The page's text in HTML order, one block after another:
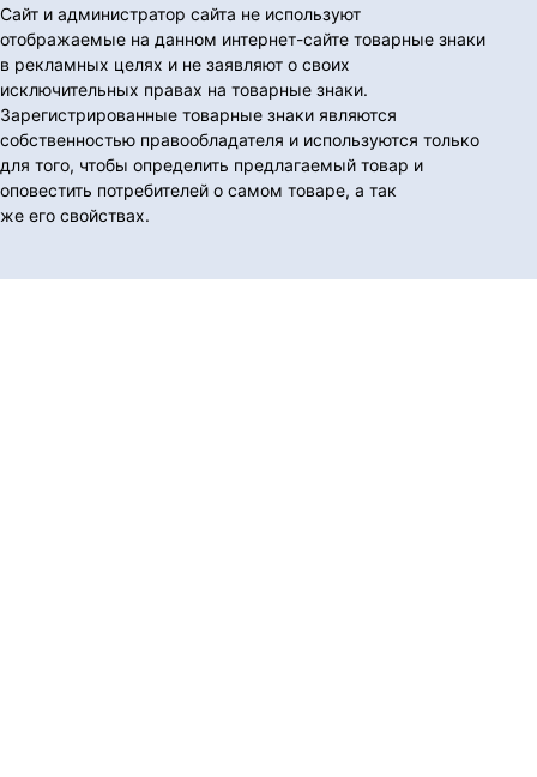
Сайт и администратор сайта не используют
отображаемые на данном интернет-сайте товарные знаки
в рекламных целях и не заявляют о своих
исключительных правах на товарные знаки.
Зарегистрированные товарные знаки являются
собственностью правообладателя и используются только
для того, чтобы определить предлагаемый товар и
оповестить потребителей о самом товаре, а так
же его свойствах.